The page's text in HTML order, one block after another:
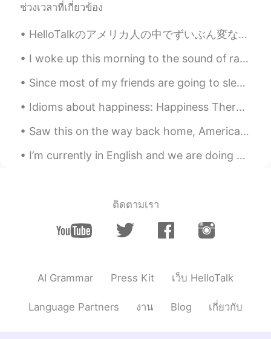
ช่วงเวลาที่เกี่ยวข้อง
HelloTalkのアメリカ人の中でずいぶん変な英語を喋っている人がいるんです… ちょっと怪しいかな… 本当はアメリカ人ではないと思えるくらい🤔 でもそんな嘘をつく人がこの素晴らしいアプリ...
I woke up this morning to the sound of raindrops making patterns on my window. I love the trickle...
Since most of my friends are going to sleep now, i will say an early goodnight to everyone🥺🙌 晚安!...
Idioms about happiness: Happiness There are lots of ways to express happiness. Here are three ...
Saw this on the way back home, Americans love to put the flag on everything! 😂 回家的时候我拍这张照片，美国人爱把...
I’m currently in English and we are doing poetry. It’s quite interesting and these are 2 of my fa...
ติดตามเรา
AI Grammar Press Kit เว็บ HelloTalk
Language Partners งาน Blog เกี่ยวกับ